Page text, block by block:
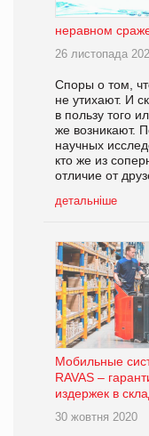
неравном
26 листопада
Споры о том,
не утихают. И
в пользу того
же возникают.
научных
кто же из
отличие от
детальніше
Мобильные
RAVAS –
издержек в
30 жовтня 2020